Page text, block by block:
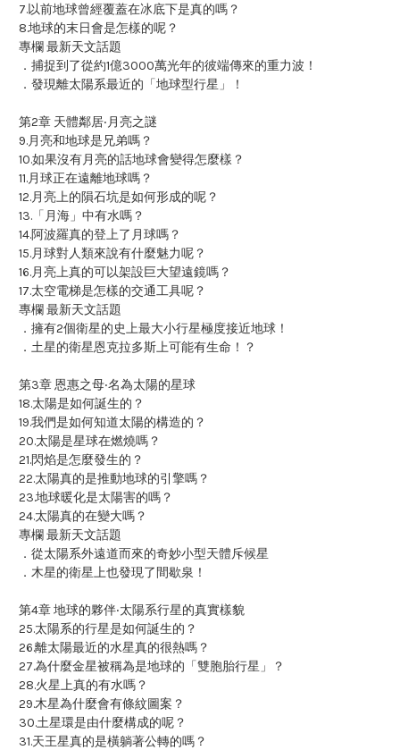
7.以前地球曾經覆蓋在冰底下是真的嗎？
8.地球的末日會是怎樣的呢？
專欄 最新天文話題
．捕捉到了從約1億3000萬光年的彼端傳來的重力波！
．發現離太陽系最近的「地球型行星」！
第2章 天體鄰居‧月亮之謎
9.月亮和地球是兄弟嗎？
10.如果沒有月亮的話地球會變得怎麼樣？
11.月球正在遠離地球嗎？
12.月亮上的隕石坑是如何形成的呢？
13.「月海」中有水嗎？
14.阿波羅真的登上了月球嗎？
15.月球對人類來說有什麼魅力呢？
16.月亮上真的可以架設巨大望遠鏡嗎？
17.太空電梯是怎樣的交通工具呢？
專欄 最新天文話題
．擁有2個衛星的史上最大小行星極度接近地球！
．土星的衛星恩克拉多斯上可能有生命！？
第3章 恩惠之母‧名為太陽的星球
18.太陽是如何誕生的？
19.我們是如何知道太陽的構造的？
20.太陽是星球在燃燒嗎？
21.閃焰是怎麼發生的？
22.太陽真的是推動地球的引擎嗎？
23.地球暖化是太陽害的嗎？
24.太陽真的在變大嗎？
專欄 最新天文話題
．從太陽系外遠道而來的奇妙小型天體斥候星
．木星的衛星上也發現了間歇泉！
第4章 地球的夥伴‧太陽系行星的真實樣貌
25.太陽系的行星是如何誕生的？
26.離太陽最近的水星真的很熱嗎？
27.為什麼金星被稱為是地球的「雙胞胎行星」？
28.火星上真的有水嗎？
29.木星為什麼會有條紋圖案？
30.土星環是由什麼構成的呢？
31.天王星真的是橫躺著公轉的嗎？